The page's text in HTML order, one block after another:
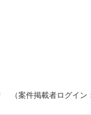
（案件掲載者ログイン